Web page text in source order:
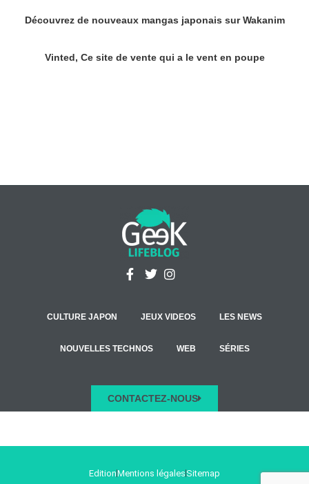
Découvrez de nouveaux mangas japonais sur Wakanim
Vinted, Ce site de vente qui a le vent en poupe
CULTURE JAPON JEUX VIDEOS LES NEWS
NOUVELLES TECHNOS WEB SÉRIES
CONTACTEZ-NOUS
EditionMentions légalesSitemap